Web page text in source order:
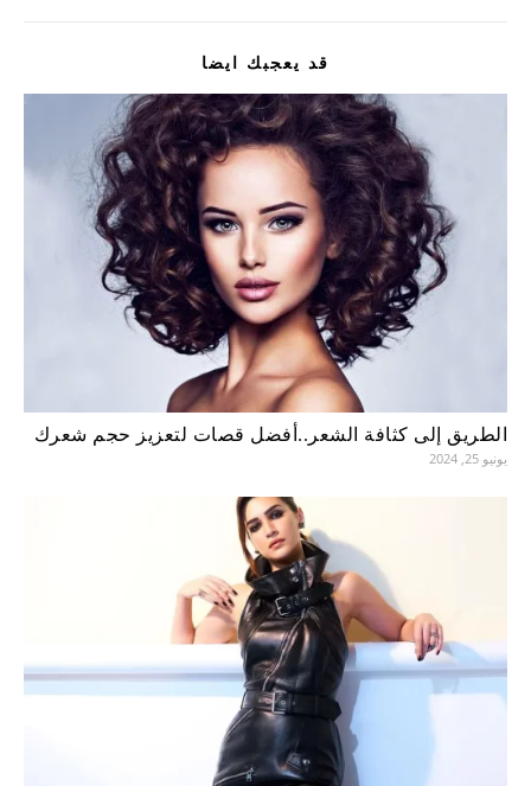
قد يعجبك ايضا
الطريق إلى كثافة الشعر..أفضل قصات لتعزيز حجم شعرك
يونيو 25, 2024